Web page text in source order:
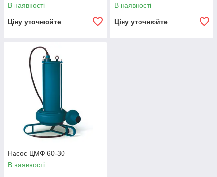
В наявності
Ціну уточнюйте
В наявності
Ціну уточнюйте
Насос ЦМФ 60-30
В наявності